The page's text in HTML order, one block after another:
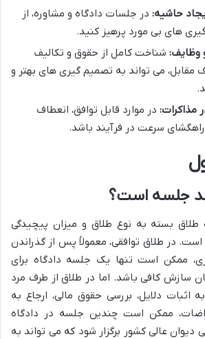
حاشیه: در جلسات دادگاه و مشاوره، از
های بی مورد پرهیز کنید.
وظایف: شناخت کامل از حقوق و تکالیف
مقابل، می تواند به تصمیم گیری های بهتر و
مذاکرات: در موارد قابل توافق، انعطاف
سرعت در فرآیند باشد.
جلسه است؟
طلاق بسته به نوع طلاق و میزان پیچیدگی
در طلاق توافقی، معمولاً پس از گذراندن
ممکن است تنها یک جلسه دادگاه برای
سازش کافی باشد. اما در طلاق از طرف مرد
اثبات دلایل، بررسی حقوق مالی، ارجاع به
ممکن است چندین جلسه در دادگاه
دیوان عالی کشور برگزار شود که می تواند به